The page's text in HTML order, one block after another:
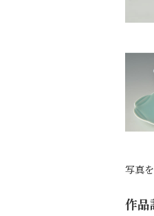
写真
作品